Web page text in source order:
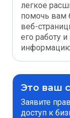
легкое
помочь вам
веб-
его работу
Это ваш
Заявите
доступ к